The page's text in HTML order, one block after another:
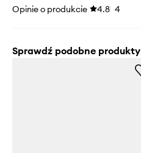
Opinie o produkcie 4.8 4
Sprawdź podobne produkty